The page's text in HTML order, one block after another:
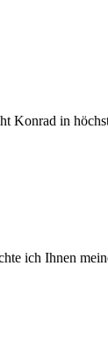
Konrad in
ich Ihnen